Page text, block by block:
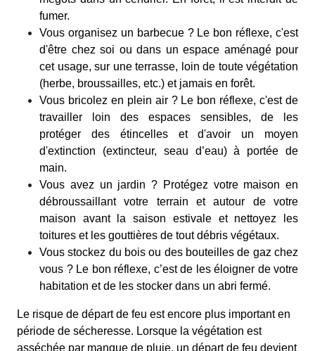
fumer.
Vous organisez un barbecue ? Le bon réflexe, c'est
d'être chez soi ou dans un espace aménagé pour
cet usage, sur une terrasse, loin de toute végétation
(herbe, broussailles, etc.) et jamais en forêt.
Vous bricolez en plein air ? Le bon réflexe, c'est de
travailler loin des espaces sensibles, de les
protéger des étincelles et d'avoir un moyen
d'extinction (extincteur, seau d’eau) à portée de
main.
Vous avez un jardin ? Protégez votre maison en
débroussaillant votre terrain et autour de votre
maison avant la saison estivale et nettoyez les
toitures et les gouttières de tout débris végétaux.
Vous stockez du bois ou des bouteilles de gaz chez
vous ? Le bon réflexe, c’est de les éloigner de votre
habitation et de les stocker dans un abri fermé.
Le risque de départ de feu est encore plus important en
période de sécheresse. Lorsque la végétation est
asséchée par manque de pluie, un départ de feu devient